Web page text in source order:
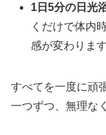
1日5分の日光
くだけで体内
感が変わります
すべてを一度に頑
一つずつ、無理な